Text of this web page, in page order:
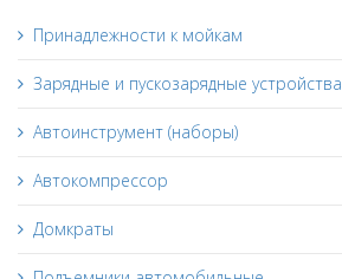
Принадлежности к мойкам
Зарядные и пускозарядные устройства
Автоинструмент (наборы)
Автокомпрессор
Домкраты